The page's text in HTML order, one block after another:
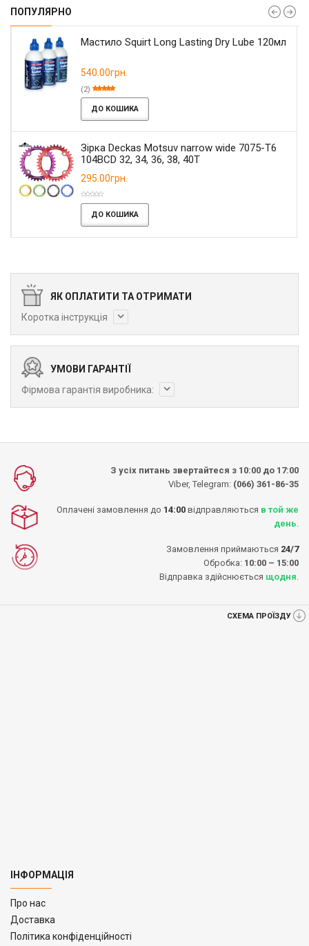
ПОПУЛЯРНО
Мастило Squirt Long Lasting Dry Lube 120мл
540.00грн.
(2)
ДО КОШИКА
Зірка Deckas Motsuv narrow wide 7075-T6
104BCD 32, 34, 36, 38, 40T
295.00грн.
ДО КОШИКА
ЯК ОПЛАТИТИ ТА ОТРИМАТИ
Коротка інструкція
УМОВИ ГАРАНТІЇ
Фірмова гарантія виробника:
З усіх питань звертайтеся з 10:00 до 17:00
Viber, Telegram: (066) 361-86-35
Оплачені замовлення до 14:00 відправляються в той же
день
Замовлення приймаються 24/7
Обробка: 10:00 – 15:00
Відправка здійснюється щодня
СХЕМА ПРОЇЗДУ
ІНФОРМАЦІЯ
Про нас
Доставка
Політика конфіденційності